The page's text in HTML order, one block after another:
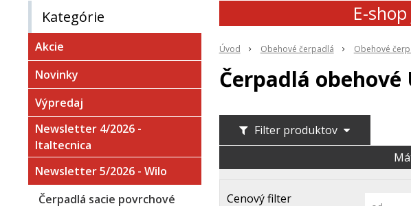
E-
Úvod Obehové čerpadlá Obehové
Čerpadlá
Filter produktov
Cenový filter
Kategórie
Akcie
Novinky
Výpredaj
Newsletter 4/2026 -
Italtecnica
Newsletter 5/2026 - Wilo
Čerpadlá sacie povrchové